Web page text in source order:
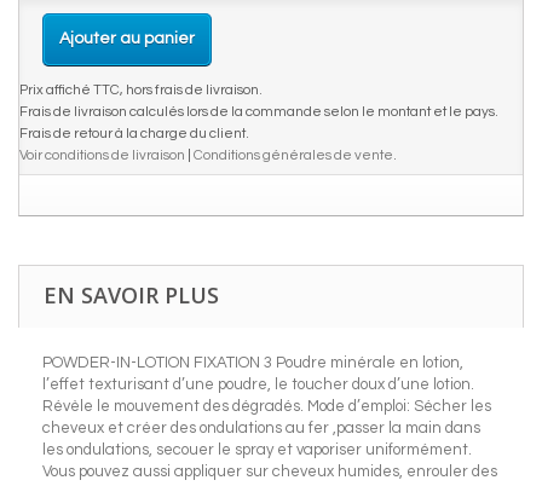
Ajouter au panier
Prix affiché TTC, hors frais de livraison.
Frais de livraison calculés lors de la commande selon le montant et le pays.
Frais de retour à la charge du client.
Voir conditions de livraison
Conditions générales de vente
EN SAVOIR PLUS
POWDER-IN-LOTION FIXATION 3 Poudre minérale en lotion,
l’effet texturisant d’une poudre, le toucher doux d’une lotion.
Révèle le mouvement des dégradés. Mode d’emploi: Sécher les
cheveux et créer des ondulations au fer ,passer la main dans
les ondulations, secouer le spray et vaporiser uniformément.
Vous pouvez aussi appliquer sur cheveux humides, enrouler des